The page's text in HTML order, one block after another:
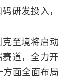
研发投入，
至境将启动
道，全力开
面全面布局